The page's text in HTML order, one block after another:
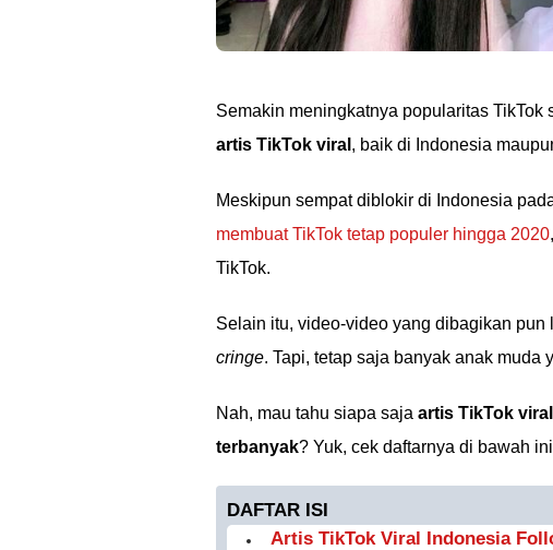
Semakin meningkatnya popularitas
artis TikTok viral , baik di Indonesia
Meskipun sempat diblokir di Indonesia
membuat TikTok tetap populer hingga 2020
TikTok.
Selain itu, video-video yang dibagikan
cringe. Tapi, tetap saja banyak anak muda
Nah, mau tahu siapa saja artis TikTok
terbanyak? Yuk, cek daftarnya di bawah
DAFTAR ISI
Artis TikTok Viral Indonesia